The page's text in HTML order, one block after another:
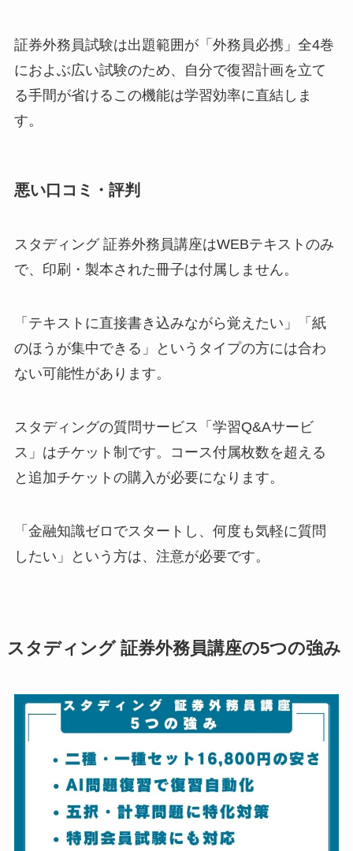
証券外務員試験は出題範囲が「外務員必携」全4巻
におよぶ広い試験のため、自分で復習計画を立て
る手間が省けるこの機能は学習効率に直結しま
す。
悪い口コミ・評判
スタディング 証券外務員講座はWEBテキストのみ
で、印刷・製本された冊子は付属しません。
「テキストに直接書き込みながら覚えたい」「紙
のほうが集中できる」というタイプの方には合わ
ない可能性があります。
スタディングの質問サービス「学習Q&Aサービ
ス」はチケット制です。コース付属枚数を超える
と追加チケットの購入が必要になります。
「金融知識ゼロでスタートし、何度も気軽に質問
したい」という方は、注意が必要です。
スタディング 証券外務員講座の5つの強み